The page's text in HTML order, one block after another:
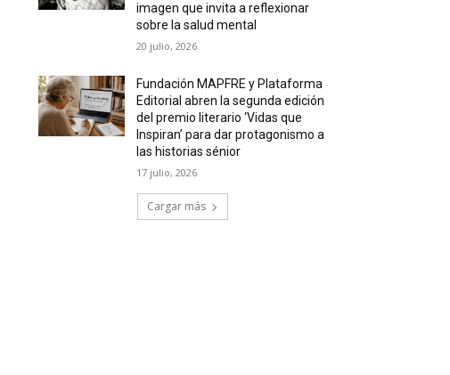
imagen que invita a reflexionar
sobre la salud mental
20 julio, 2026
Fundación MAPFRE y Plataforma
Editorial abren la segunda edición
del premio literario ‘Vidas que
Inspiran’ para dar protagonismo a
las historias sénior
17 julio, 2026
Cargar más